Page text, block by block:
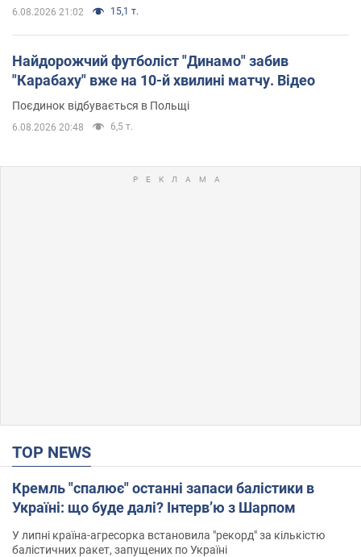
6.08.2026 21:02 15,1 т.
Найдорожчий футболіст "Динамо" забив
"Карабаху" вже на 10-й хвилині матчу. Відео
Поєдинок відбувається в Польщі
6.08.2026 20:48 6,5 т.
TOP NEWS
Кремль "спалює" останні запаси балістики в
Україні: що буде далі? Інтерв’ю з Шарпом
У липні країна-агресорка встановила "рекорд" за кількістю
балістичних ракет, запущених по Україні